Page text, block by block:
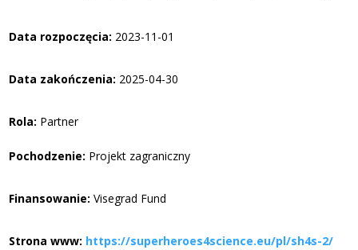
Data rozpoczęcia: 2023-11-01
Data zakończenia: 2025-04-30
Rola: Partner
Pochodzenie: Projekt zagraniczny
Finansowanie: Visegrad Fund
Strona www: https://superheroes4science.eu/pl/sh4s-2/